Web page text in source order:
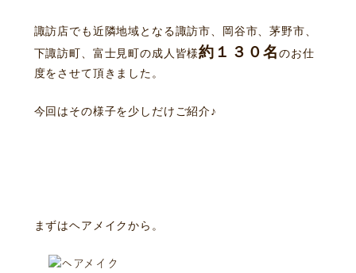
諏訪店でも近隣地域となる諏訪市、岡谷市、茅野市、
下諏訪町、富士見町の成人皆様約１３０名のお仕
度をさせて頂きました。
今回はその様子を少しだけご紹介♪
まずはヘアメイクから。